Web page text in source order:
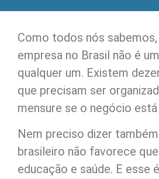
Como todos nós
empresa no Brasil não é
qualquer um. Existem
que precisam ser
mensure se o negócio
Nem preciso dizer
brasileiro não favorece
educação e saúde. E esse